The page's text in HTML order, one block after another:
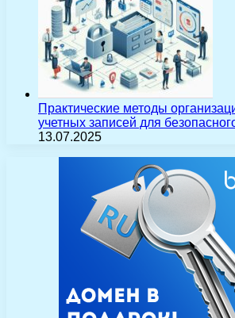
Практические методы
учетных записей для
13.07.2025